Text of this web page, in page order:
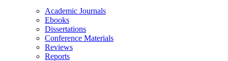
Academic Journals
Ebooks
Dissertations
Conference Materials
Reviews
Reports